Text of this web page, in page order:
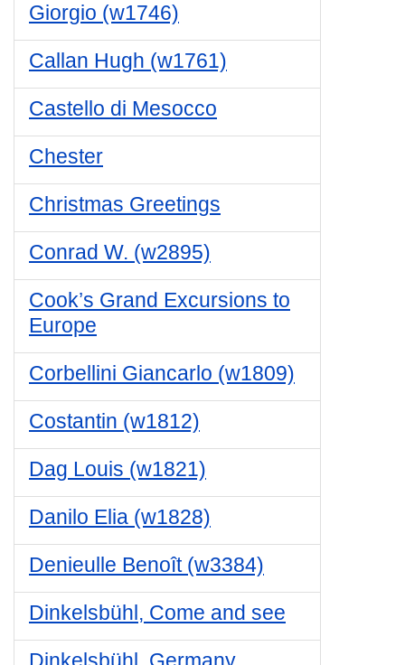
Giorgio (w1746)
Callan Hugh (w1761)
Castello di Mesocco
Chester
Christmas Greetings
Conrad W. (w2895)
Cook’s Grand Excursions to
Europe
Corbellini Giancarlo (w1809)
Costantin (w1812)
Dag Louis (w1821)
Danilo Elia (w1828)
Denieulle Benoît (w3384)
Dinkelsbühl, Come and see